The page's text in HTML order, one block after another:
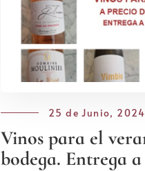
25 de Junio, 2024
Vinos para el
bodega. Entrega